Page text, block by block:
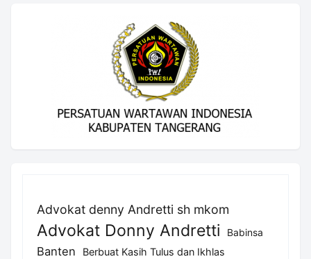
Advokat denny Andretti sh mkom
Advokat Donny Andretti Babinsa
Banten Berbuat Kasih Tulus dan Ikhlas